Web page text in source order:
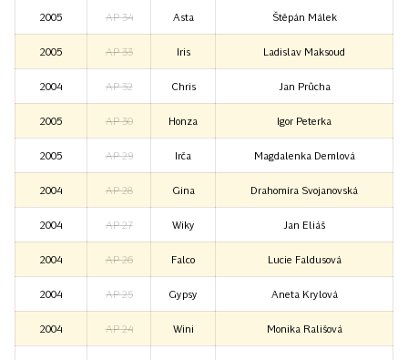
2005 AP 34 Asta Štěpán Málek
2005 AP 33 Iris Ladislav Maksoud
2004 AP 32 Chris Jan Průcha
2005 AP 30 Honza Igor Peterka
2005 AP 29 Irča Magdalenka Demlová
2004 AP 28 Gina Drahomíra Svojanovská
2004 AP 27 Wiky Jan Eliáš
2004 AP 26 Falco Lucie Faldusová
2004 AP 25 Gypsy Aneta Krylová
2004 AP 24 Wini Monika Rališová